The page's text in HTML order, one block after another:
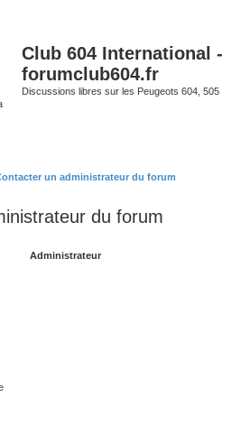
Club 604 International -
forumclub604.fr
Discussions libres sur les Peugeots 604, 505
un administrateur du forum
du forum
Administrateur